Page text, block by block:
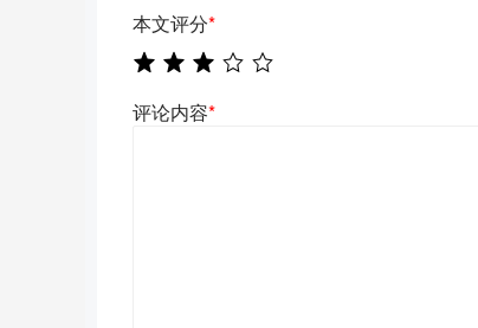
本文评分*
评论内容*